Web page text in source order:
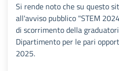
Si rende noto che su questo
all'avviso pubblico "STEM
di scorrimento della
Dipartimento per le pari
2025.